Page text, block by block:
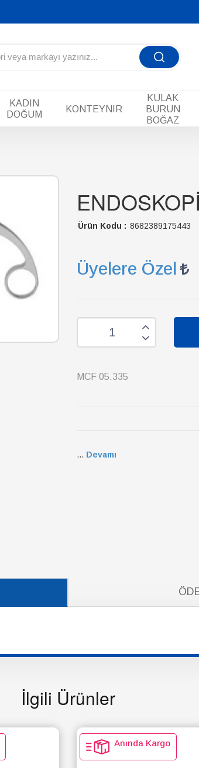
KADIN
DOĞUM
KONTEYNIR
KULAK
BURUN
BOĞAZ
Ürün Kodu : 8682389175443
Üyelere Özel
MCF 05.335
... Devamı
İlgili Ürünler
Anında Kargo